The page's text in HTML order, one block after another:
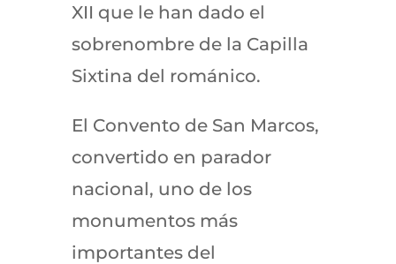
XII que le han dado el
sobrenombre de la Capilla
Sixtina del románico.
El Convento de San Marcos,
convertido en parador
nacional, uno de los
monumentos más
importantes del